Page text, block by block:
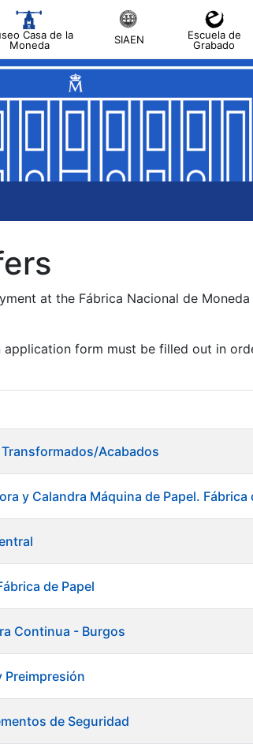
Casa de la
Moneda
SIAEN
Escuela de
Grabado
at the Fábrica Nacional de
application form must be filled out in
Acabados
y Calandra Máquina de Papel. Fábrica
de Papel
Continua - Burgos
Preimpresión
de Seguridad